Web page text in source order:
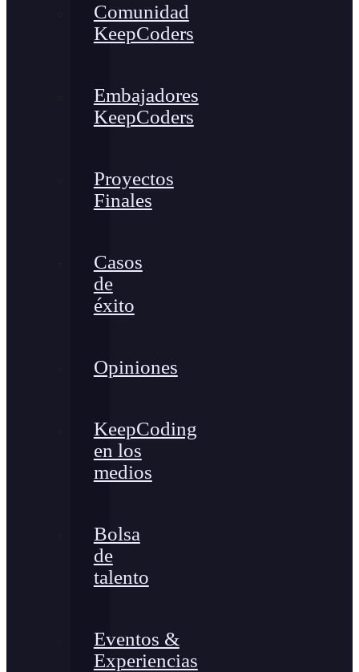
Comunidad
KeepCoders
Embajadores
KeepCoders
Proyectos
Finales
Casos
de
éxito
Opiniones
KeepCoding
en los
medios
Bolsa
de
talento
Eventos &
Experiencias